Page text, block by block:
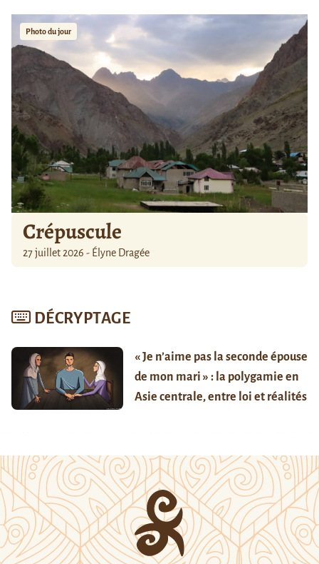
Photo du jour
Crépuscule
27 juillet 2026 - Élyne Dragée
DÉCRYPTAGE
« Je n’aime pas la seconde épouse
de mon mari » : la polygamie en
Asie centrale, entre loi et réalités